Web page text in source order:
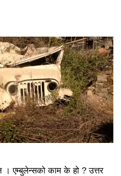
। एम्बुलेन्सको काम के हो ? उत्तर